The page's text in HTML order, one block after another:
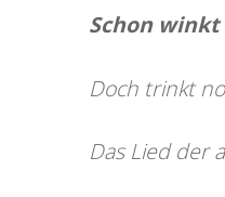
Schon winkt
Doch trinkt
Das Lied der